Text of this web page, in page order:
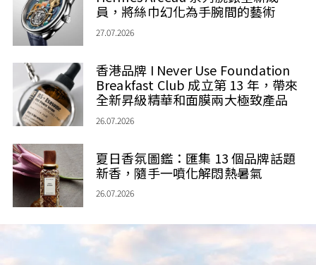
員，將絲巾幻化為手腕間的藝術
27.07.2026
香港品牌 I Never Use Foundation
Breakfast Club 成立第 13 年，帶來
全新昇級精華和面膜兩大極致產品
26.07.2026
夏日香氛圖鑑：匯集 13 個品牌話題
新香，隨手一噴化解悶熱暑氣
26.07.2026